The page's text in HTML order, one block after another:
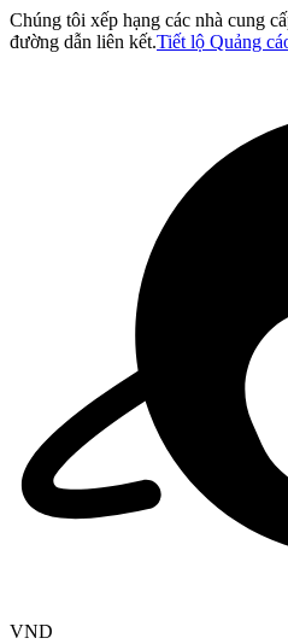
Chúng tôi xếp hạng các nhà cung
đường dẫn liên kết.Tiết lộ Quảng
VND